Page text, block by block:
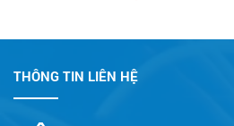
THÔNG TIN LIÊN HỆ